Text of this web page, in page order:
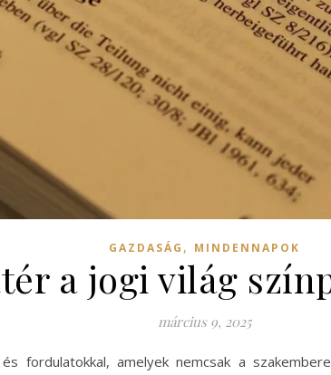
GAZDASÁG , MINDENNAPOK
a jogi világ
március 9, 2025
fordulatokkal, amelyek nemcsak a